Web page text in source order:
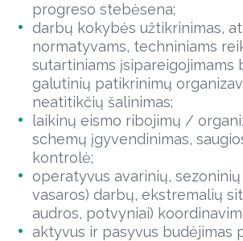
progreso stebėsena;
darbų kokybės užtikrinimas,
normatyvams, techniniams
sutartiniams
galutinių patikrinimų
neatitikčių šalinimas;
laikinų eismo ribojimų /
schemų įgyvendinimas,
kontrolė;
operatyvus avarinių,
vasaros) darbų, ekstremalių
audros, potvyniai)
aktyvus ir pasyvus budėjimas